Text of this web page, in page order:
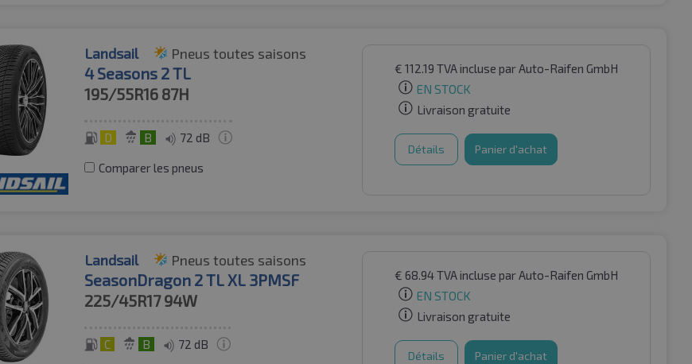
Landsail Pneus toutes saisons
4 Seasons 2 TL
195/55R16 87H
D B 72 dB
Comparer les pneus
€ 112.19 TVA incluse par Auto-Raifen GmbH
EN STOCK
Livraison gratuite
Détails Panier d'achat
Landsail Pneus toutes saisons
SeasonDragon 2 TL XL 3PMSF
225/45R1794W
C B 72 dB
€ 68.94TVA incluse par Auto-Raifen GmbH
EN STOCK
Livraison gratuite
Détails Panier d'achat